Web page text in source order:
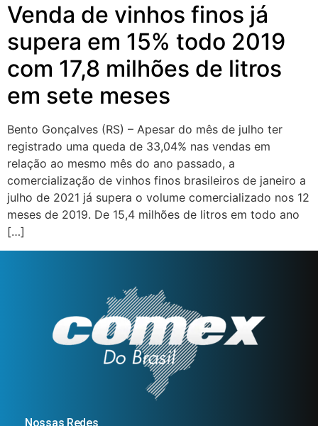
Venda de vinhos finos já
supera em 15% todo 2019
com 17,8 milhões de litros
em sete meses
Bento Gonçalves (RS) – Apesar do mês de julho ter
registrado uma queda de 33,04% nas vendas em
relação ao mesmo mês do ano passado, a
comercialização de vinhos finos brasileiros de janeiro a
julho de 2021 já supera o volume comercializado nos 12
meses de 2019. De 15,4 milhões de litros em todo ano
[…]
Nossas Redes